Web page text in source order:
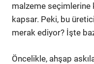
malzeme seçimlerine
kapsar. Peki, bu
merak ediyor? İşte
Öncelikle, ahşap